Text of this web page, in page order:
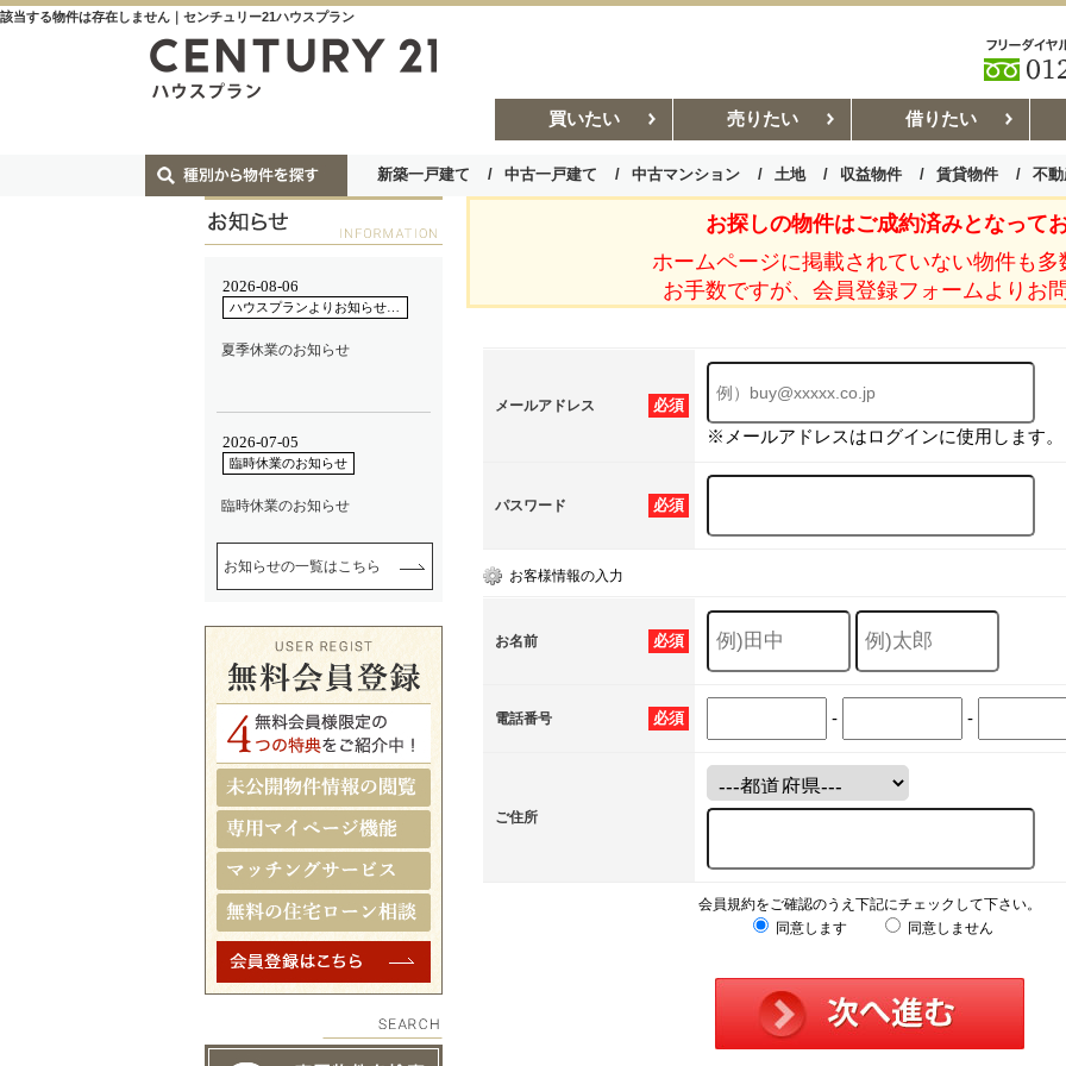
該当する物件は存在しません｜センチュリー21ハウスプラン
買いたい 売りたい 借りたい
新築一戸建て 中古一戸建て 中古マンション 土地 収益物件 賃貸物件 不
お部屋探しコラム 賃貸管理コ
お探しの物件はご成約済みとなってお
ホームページに掲載されていない物件も多
お手数ですが、会員登録フォームよりお
必須
メールアドレス
※メールアドレスはログインに使用します。
必須
パスワード
お客様情報の入力
必須
お名前
必須
電話番号 - -
ご住所
会員規約をご確認のうえ下記にチェックして下さい。
同意します
同意しません
お知らせの一覧はこちら